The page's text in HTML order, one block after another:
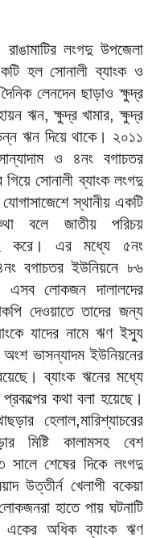
লংগদু উপজেলা
হল সোনালী ব্যাংক ও
লেনদেন ছাড়াও ক্ষুদ্র
ঋন, ক্ষুদ্র খামার, ক্ষুদ্র
ঋন দিয়ে থাকে। ২০১১
ও ৪নং বগাচতর
সোনালী ব্যাংক লংগদু
স্থানীয় একটি
বলে জাতীয় পরিচয়
করে। এর মধ্যে ৫নং
বগাচতর ইউনিয়নে ৮৬
এসব লোকজন দালালদের
দেওয়াতে তাদের জন্য
যাদের নামে ঋণ ইস্যু
ভাসন্যাদম ইউনিয়নের
ব্যাংক ঋনের মধ্যে
কথা বলা হয়েছে।
হেলাল,মারিশ্যাচরের
মিষ্টি কালামসহ বেশ
শেষের দিকে লংগদু
উত্তীর্ন খেলাপী বকেয়া
হাতে পায় ঘটনাটি
একের অধিক ব্যাংক ঋণ